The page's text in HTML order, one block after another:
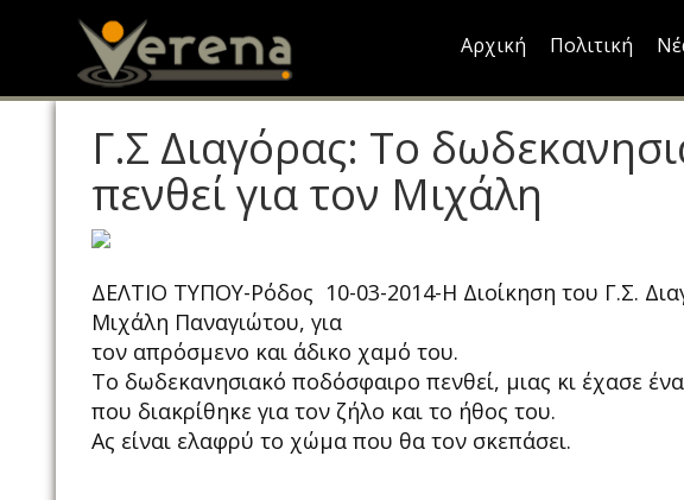
Αρχική Πολιτική
Γ.Σ Διαγόρας: Το
πενθεί για τον Μιχάλη
ΔΕΛΤΙΟ ΤΥΠΟΥ-Ρόδος 10-03-2014-Η Διοίκηση του Γ.Σ.
Μιχάλη Παναγιώτου, για
τον απρόσμενο και άδικο χαμό του.
Το δωδεκανησιακό ποδόσφαιρο πενθεί, μιας κι έχασε
που διακρίθηκε για τον ζήλο και το ήθος του.
Ας είναι ελαφρύ το χώμα που θα τον σκεπάσει.